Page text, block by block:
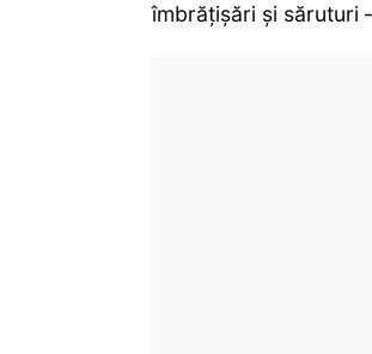
îmbrățișări și săruturi